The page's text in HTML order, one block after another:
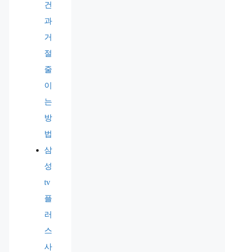
건
과
거
절
줄
이
는
방
법
삼
성
tv
플
러
스
사